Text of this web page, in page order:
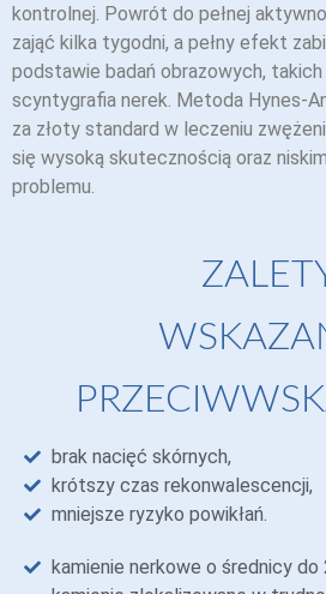
kontrolnej. Powrót do pełnej
zająć kilka tygodni, a pełny efekt
podstawie badań obrazowych,
scyntygrafia nerek. Metoda Hynes-
za złoty standard w leczeniu
się wysoką skutecznością oraz
problemu.
brak nacięć skórnych,
krótszy czas rekonwalescencji,
mniejsze ryzyko powikłań.
kamienie nerkowe o średnicy do